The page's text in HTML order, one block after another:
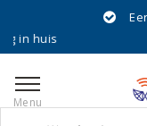
Eerst
Menu